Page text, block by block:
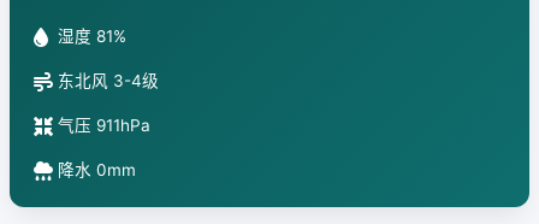
湿度 81%
东北风 3-4级
气压 911hPa
降水 0mm